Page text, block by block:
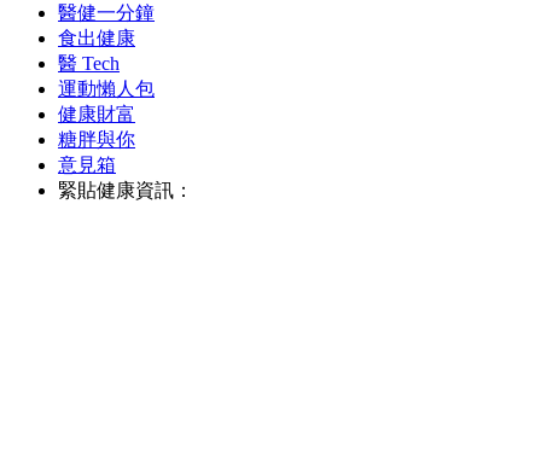
醫健一分鐘
食出健康
醫 Tech
運動懶人包
健康財富
糖胖與你
意見箱
緊貼健康資訊：